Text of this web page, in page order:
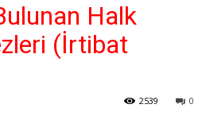
Halk
(İrtibat
0
2539